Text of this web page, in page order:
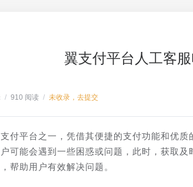
翼支付平台人工客
/ 910 阅读 / 未收录，去提交
付平台之一，凭借其便捷的支付功能和优
可能会遇到一些困惑或问题，此时，获取
帮助用户有效解决问题。